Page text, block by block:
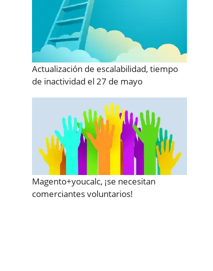
Actualización de escalabilidad, tiempo
de inactividad el 27 de mayo
Magento+youcalc, ¡se necesitan
comerciantes voluntarios!